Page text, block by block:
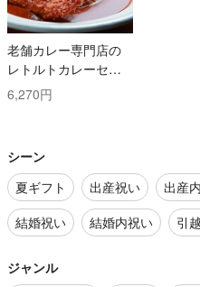
老舗カレー専門店の
レトルトカレーセッ
ト
6,270円
シーン
夏ギフト
出産祝い 出産
結婚祝い
結婚内祝い 引
ジャンル